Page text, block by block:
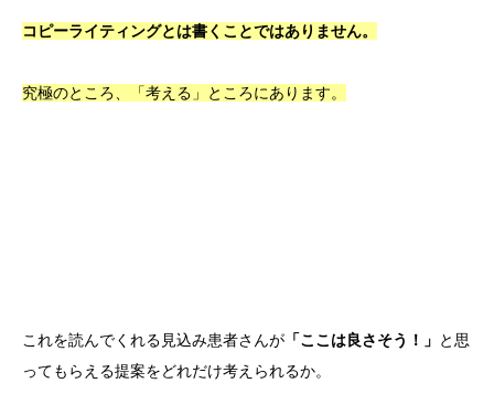
コピーライティングとは書くことではありません。
究極のところ、「考える」ところにあります。
これを読んでくれる見込み患者さんが 「ここは良さそう！」 と思
ってもらえる提案をどれだけ考えられるか。